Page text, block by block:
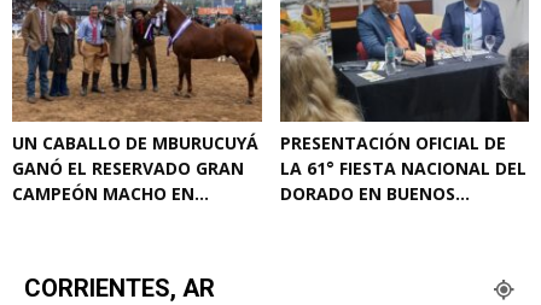
UN CABALLO DE MBURUCUYÁ
GANÓ EL RESERVADO GRAN
CAMPEÓN MACHO EN...
PRESENTACIÓN OFICIAL DE
LA 61° FIESTA NACIONAL DEL
DORADO EN BUENOS...
CORRIENTES, AR